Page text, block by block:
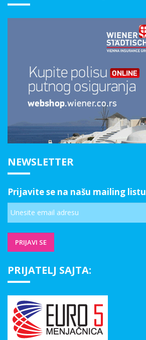
NEWSLETTER
Prijavite se na našu mailing listu
PRIJATELJ SAJTA: